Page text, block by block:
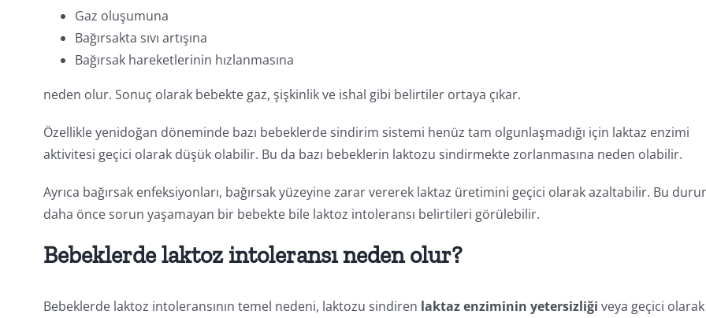
Gaz oluşumuna
Bağırsakta sıvı artışına
Bağırsak hareketlerinin hızlanmasına
neden olur. Sonuç olarak bebekte gaz, şişkinlik ve ishal gibi belirtiler ortaya çıkar.
Özellikle yenidoğan döneminde bazı bebeklerde sindirim sistemi henüz tam olgunlaşmadığı için laktaz enzimi
aktivitesi geçici olarak düşük olabilir. Bu da bazı bebeklerin laktozu sindirmekte zorlanmasına neden olabilir.
Ayrıca bağırsak enfeksiyonları, bağırsak yüzeyine zarar vererek laktaz üretimini geçici olarak azaltabilir. Bu
daha önce sorun yaşamayan bir bebekte bile laktoz intoleransı belirtileri görülebilir.
Bebeklerde laktoz intoleransı neden olur?
Bebeklerde laktoz intoleransının temel nedeni, laktozu sindiren laktaz enziminin yetersizliği veya geçici olarak